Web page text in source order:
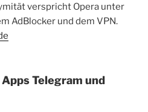
verspricht Opera unter
AdBlocker und dem VPN.
Telegram und